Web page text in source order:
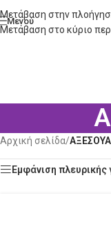
Μετάβαση στην
Μετάβαση στο κύριο
Μενού
Αρχική σελίδα/
Εμφάνιση πλευρικής